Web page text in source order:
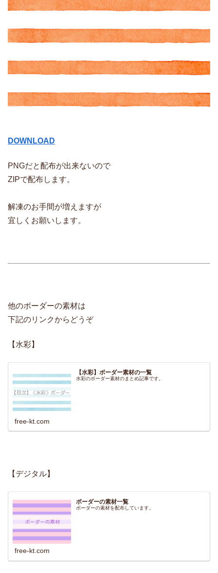
DOWNLOAD
PNGだと配布が出来ないので
ZIPで配布します。
解凍のお手間が増えますが
宜しくお願いします。
他のボーダーの素材は
下記のリンクからどうぞ
【水彩】
【水彩】ボーダー素材の一覧
水彩のボーダー素材のまとめ記事です。
free-kt.com
【デジタル】
ボーダーの素材一覧
ボーダーの素材を配布しています。
free-kt.com